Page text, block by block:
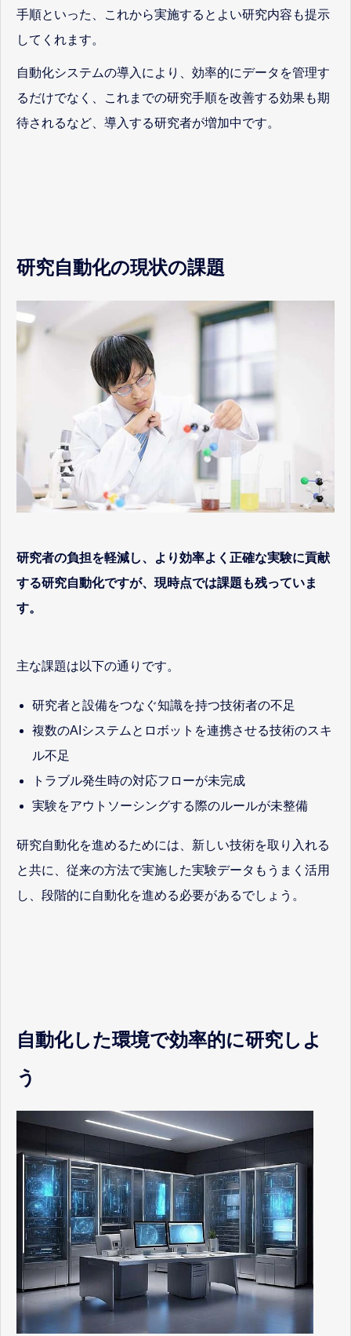
手順といった、これから実施するとよい研究内容も提示
してくれます。
自動化システムの導入により、効率的にデータを管理す
るだけでなく、これまでの研究手順を改善する効果も期
待されるなど、導入する研究者が増加中です。
研究自動化の現状の課題
研究者の負担を軽減し、より効率よく正確な実験に貢献
する研究自動化ですが、現時点では課題も残っていま
す。
主な課題は以下の通りです。
研究者と設備をつなぐ知識を持つ技術者の不足
複数のAIシステムとロボットを連携させる技術のスキ
ル不足
トラブル発生時の対応フローが未完成
実験をアウトソーシングする際のルールが未整備
研究自動化を進めるためには、新しい技術を取り入れる
と共に、従来の方法で実施した実験データもうまく活用
し、段階的に自動化を進める必要があるでしょう。
自動化した環境で効率的に研究しよ
う